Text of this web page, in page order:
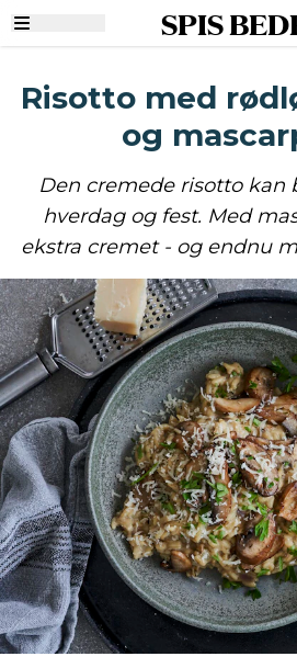
SPIS
Risotto med
og
Den cremede risotto kan
hverdag og fest. Med
ekstra cremet - og endnu